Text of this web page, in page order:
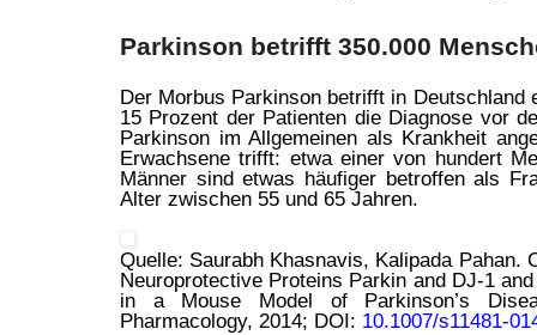
Parkinson betrifft 350.000
Der Morbus Parkinson betrifft in Deutschland
15 Prozent der Patienten die Diagnose vor
Parkinson im Allgemeinen als Krankheit
Erwachsene trifft: etwa einer von hundert
Männer sind etwas häufiger betroffen als
Alter zwischen 55 und 65 Jahren.
Quelle: Saurabh Khasnavis, Kalipada Pahan.
Neuroprotective Proteins Parkin and DJ-1
in a Mouse Model of Parkinson’s
Pharmacology, 2014; DOI: 10.1007/s11481-